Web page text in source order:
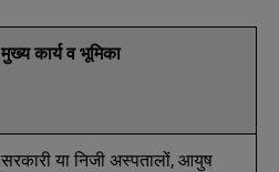
मुख्य कार्य व भूमिका
सरकारी या निजी अस्पतालों, आयुष